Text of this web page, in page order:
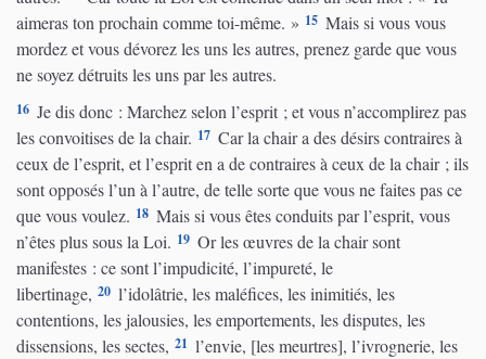
aimeras ton prochain comme toi-même. » 15 Mais si vous vous
mordez et vous dévorez les uns les autres, prenez garde que vous
ne soyez détruits les uns par les autres.
16 Je dis donc : Marchez selon l’esprit ; et vous n’accomplirez pas
les convoitises de la chair. 17 Car la chair a des désirs contraires à
ceux de l’esprit, et l’esprit en a de contraires à ceux de la chair ; ils
sont opposés l’un à l’autre, de telle sorte que vous ne faites pas ce
que vous voulez. 18 Mais si vous êtes conduits par l’esprit, vous
n’êtes plus sous la Loi. 19 Or les œuvres de la chair sont
manifestes : ce sont l’impudicité, l’impureté, le
libertinage, 20 l’idolâtrie, les maléfices, les inimitiés, les
contentions, les jalousies, les emportements, les disputes, les
dissensions, les sectes, 21 l’envie, [les meurtres], l’ivrognerie, les